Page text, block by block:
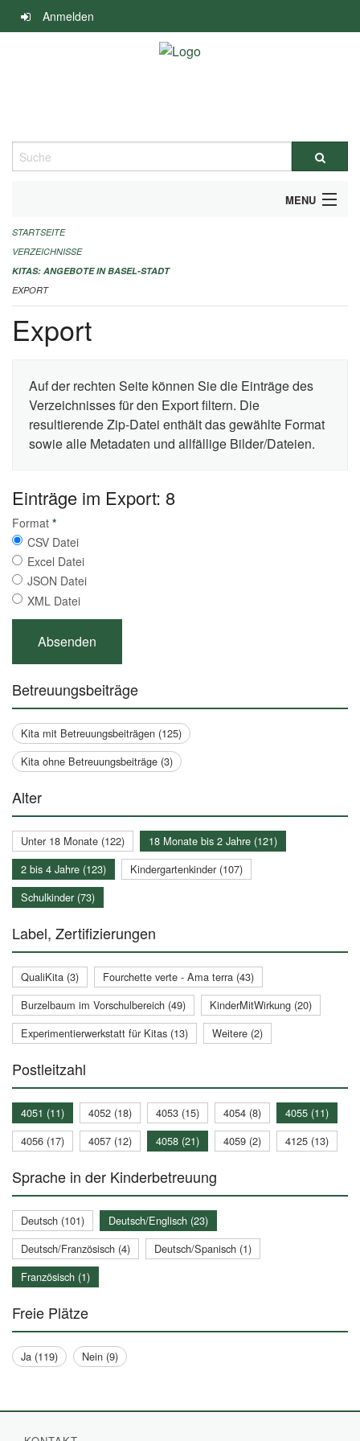
Navigation
überspringen
Anmelden
Suche
MENU
ALLGEMEINE INFORMATIONEN
IMPRESSUM
STARTSEITE
VERZEICHNISSE
KITAS: ANGEBOTE IN BASEL-STADT
EXPORT
Export
Auf der rechten Seite können Sie die Einträge des
Verzeichnisses für den Export filtern. Die
resultierende Zip-Datei enthält das gewählte Format
sowie alle Metadaten und allfällige Bilder/Dateien.
Einträge im Export: 8
Format *
CSV Datei
Excel Datei
JSON Datei
XML Datei
Betreuungsbeiträge
Kita mit Betreuungsbeiträgen (125)
Kita ohne Betreuungsbeiträge (3)
Alter
Unter 18 Monate (122)
18 Monate bis 2 Jahre (121)
2 bis 4 Jahre (123)
Kindergartenkinder (107)
Schulkinder (73)
Label, Zertifizierungen
QualiKita (3)
Fourchette verte - Ama terra (43)
Burzelbaum im Vorschulbereich (49)
KinderMitWirkung (20)
Experimentierwerkstatt für Kitas (13)
Weitere (2)
Postleitzahl
4051 (11) 4052 (18) 4053 (15) 4054 (8)
4055 (11)
4056 (17)
4057 (12) 4058 (21) 4059 (2) 4125 (13)
Sprache in der Kinderbetreuung
Deutsch (101)
Deutsch/Englisch (23)
Deutsch/Französisch (4)
Deutsch/Spanisch (1)
Französisch (1)
Freie Plätze
Ja (119) Nein (9)